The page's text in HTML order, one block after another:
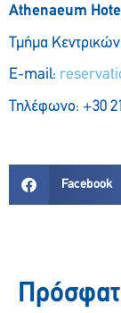
Athenaeum
Τμήμα
E-mail:
Τηλέφωνο: +30
Facebook